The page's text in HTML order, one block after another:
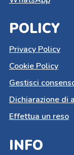
POLICY
Privacy Policy
Cookie Policy
Gestisci
Dichiarazione di
Effettua un reso
INFO